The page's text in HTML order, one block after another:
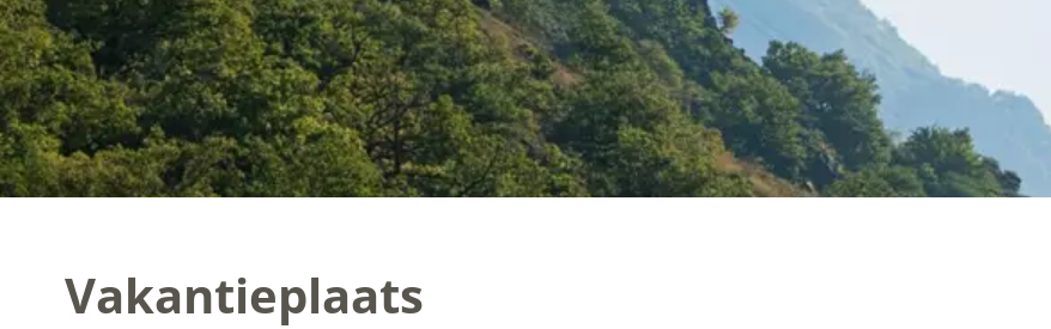
Vakantieplaats